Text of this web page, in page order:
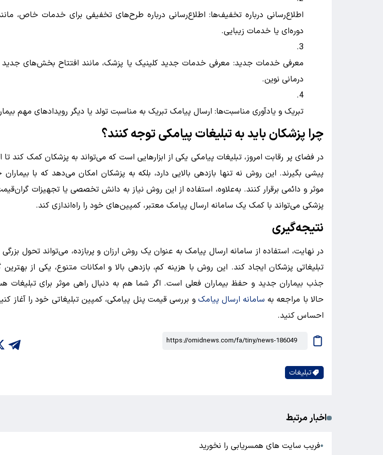
اطلاع‌رسانی درباره تخفیف‌ها: اطلاع‌رسانی درباره طرح‌های تخفیفی برای خدمات خاص،
دوره‌ای یا خدمات زیبایی.
معرفی خدمات جدید: معرفی خدمات جدید کلینیک یا پزشک، مانند افتتاح بخش‌های
درمانی نوین.
تبریک و یادآوری مناسبت‌ها: ارسال پیامک تبریک به مناسبت تولد یا دیگر رویدادهای مهم
چرا پزشکان باید به تبلیغات پیامکی توجه کنند؟
در فضای پر رقابت امروز، تبلیغات پیامکی یکی از ابزارهایی است که می‌تواند به پزشکان کمک کند تا
پیشی بگیرند. این روش نه تنها بازدهی بالایی دارد، بلکه به پزشکان امکان می‌دهد که با بیماران
موثر و دائمی برقرار کنند. به‌علاوه، استفاده از این روش نیاز به دانش تخصصی یا تجهیزات
پزشکی می‌تواند با کمک یک سامانه ارسال پیامک معتبر، کمپین‌های خود را راه‌اندازی کند.
نتیجه‌گیری
در نهایت، استفاده از سامانه ارسال پیامک به عنوان یک روش ارزان و پربازده، می‌تواند تحول
تبلیغاتی پزشکان ایجاد کند. این روش با هزینه کم، بازدهی بالا و امکانات متنوع، یکی از بهترین
جذب بیماران جدید و حفظ بیماران فعلی است. اگر شما هم به دنبال راهی موثر برای تبلیغات
حالا با مراجعه به سامانه ارسال پیامکو بررسی قیمت پنل پیامکی، کمپین تبلیغاتی خود را آغاز
احساس کنید.
تبلیغات
اخبار مرتبط
●فریب سایت های همسریابی را نخورید